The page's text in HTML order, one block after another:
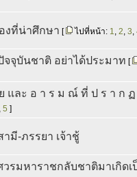
งที่น่าศึกษา [ ไปที่หน้า: 1, 2, 3,
จจุบันชาติ อย่าได้ประมาท [
และ อ า ร ม ณ์ ที่ ป ร า ก
, 5 ]
มี-ภรรยา เจ้าชู้
วรมหาราชกลับชาติมาเกิด